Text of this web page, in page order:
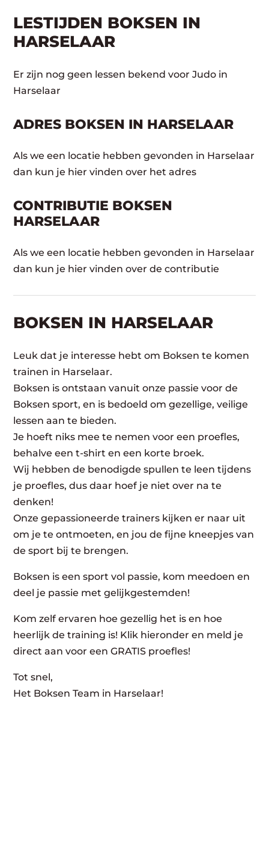
LESTIJDEN BOKSEN IN
HARSELAAR
Er zijn nog geen lessen bekend voor Judo in
Harselaar
ADRES BOKSEN IN HARSELAAR
Als we een locatie hebben gevonden in Harselaar
dan kun je hier vinden over het adres
CONTRIBUTIE BOKSEN
HARSELAAR
Als we een locatie hebben gevonden in Harselaar
dan kun je hier vinden over de contributie
BOKSEN IN HARSELAAR
Leuk dat je interesse hebt om Boksen te komen
trainen in Harselaar.
Boksen is ontstaan vanuit onze passie voor de
Boksen sport, en is bedoeld om gezellige, veilige
lessen aan te bieden.
Je hoeft niks mee te nemen voor een proefles,
behalve een t-shirt en een korte broek.
Wij hebben de benodigde spullen te leen tijdens
je proefles, dus daar hoef je niet over na te
denken!
Onze gepassioneerde trainers kijken er naar uit
om je te ontmoeten, en jou de fijne kneepjes van
de sport bij te brengen.
Boksen is een sport vol passie, kom meedoen en
deel je passie met gelijkgestemden!
Kom zelf ervaren hoe gezellig het is en hoe
heerlijk de training is! Klik hieronder en meld je
direct aan voor een GRATIS proefles!
Tot snel,
Het Boksen Team in Harselaar!